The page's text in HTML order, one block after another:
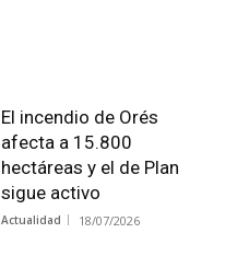
El incendio de Orés
afecta a 15.800
hectáreas y el de Plan
sigue activo
Actualidad 18/07/2026